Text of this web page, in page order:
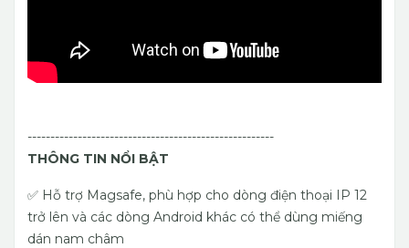
------------------------------------------------------
THÔNG TIN NỔI BẬT
✅ Hỗ trợ Magsafe, phù hợp cho dòng điện thoại IP 12
trở lên và các dòng Android khác có thể dùng miếng
dán nam châm